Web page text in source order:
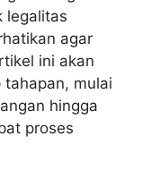
legalitas
agar
ini akan
mulai
hingga
proses